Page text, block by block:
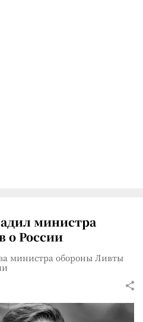
министра
о России
министра обороны Ливты